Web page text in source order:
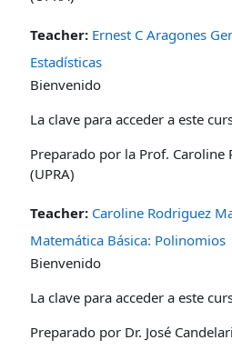
Teacher: Ernest C Aragones
Estadísticas
Bienvenido
La clave para acceder a este
Preparado por la Prof. Caroline
(UPRA)
Teacher: Caroline Rodriguez
Matemática Básica: Polinomios
Bienvenido
La clave para acceder a este
Preparado por Dr. José